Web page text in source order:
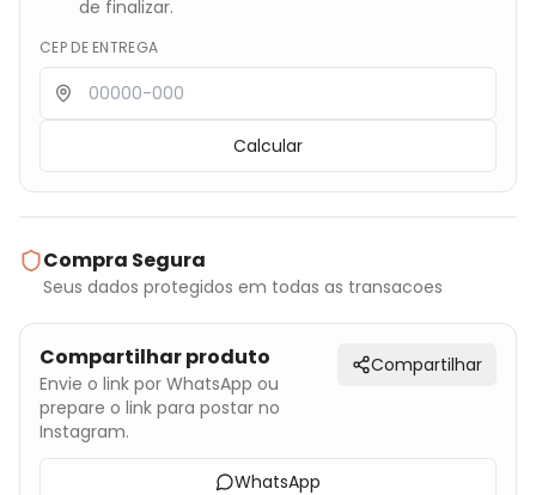
de finalizar.
CEP DE ENTREGA
Calcular
Compra Segura
Seus dados protegidos em todas as transacoes
Compartilhar produto
Envie o link por WhatsApp ou
prepare o link para postar no
Instagram.
Compartilhar
WhatsApp